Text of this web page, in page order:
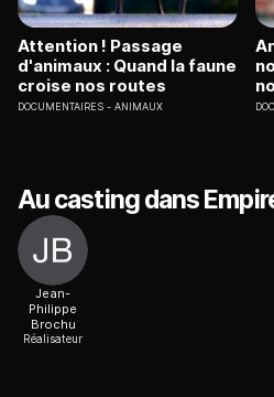
Attention ! Passage
d'animaux : Quand la faune
croise nos routes
DOCUMENTAIRES ANIMAUX
Au casting dans
Jean-
Philippe
Brochu
Réalisateur